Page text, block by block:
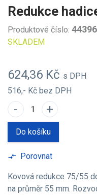
Redukce
Produktové číslo:
SKLADEM
624,36 Kč s DPH
516,- Kč bez DPH
- +
Do košíku
compare_arrows Porovnat
Kovová redukce 75/55
na průměr 55 mm.